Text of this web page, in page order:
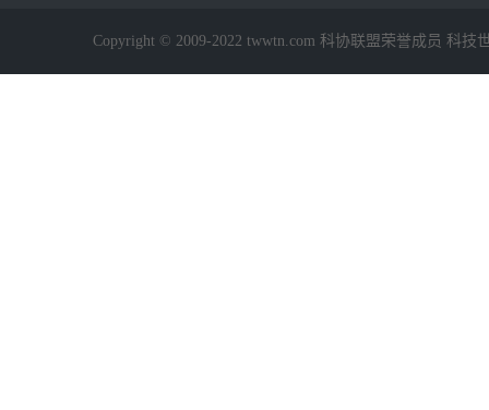
Copyright © 2009-2022 twwtn.com 科协联盟荣誉成员 科